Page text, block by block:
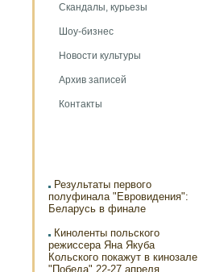
Скандалы, курьезы
Шоу-бизнес
Новости культуры
Архив записей
Контакты
Результаты первого
полуфинала "Евровидения":
Беларусь в финале
Киноленты польского
режиссера Яна Якуба
Кольского покажут в кинозале
"Победа" 22-27 апреля